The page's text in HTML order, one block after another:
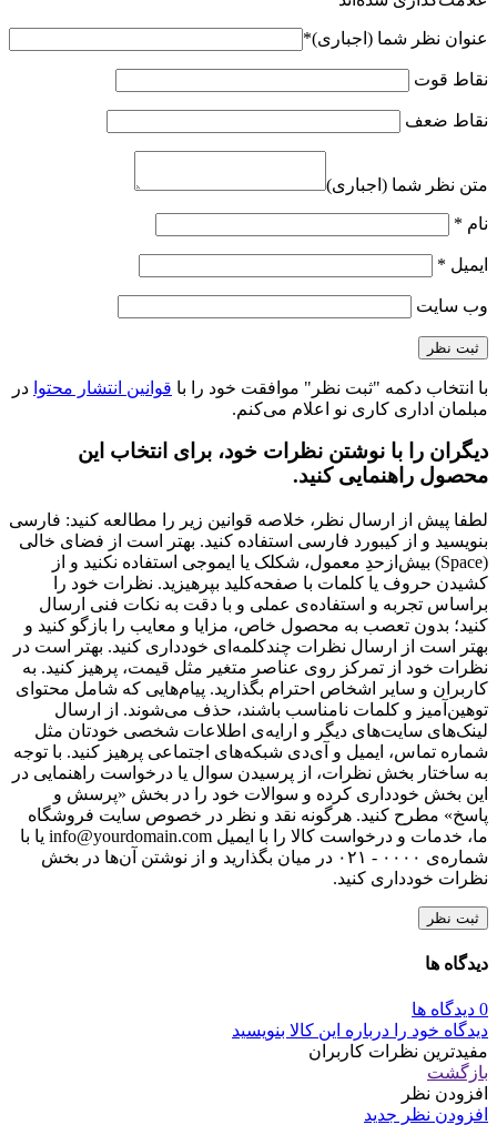
عنوان نظر شما (اجباری)*
نقاط قوت
نقاط ضعف
متن نظر شما (اجباری)
نام *
ایمیل *
وب‌ سایت
با انتخاب دکمه "ثبت نظر" موافقت خود را با قوانین انتشار محتوا در
مبلمان اداری کاری نو اعلام می‌کنم.
دیگران را با نوشتن نظرات خود، برای انتخاب این
محصول راهنمایی کنید.
لطفا پیش از ارسال نظر، خلاصه قوانین زیر را مطالعه کنید: فارسی
بنویسید و از کیبورد فارسی استفاده کنید. بهتر است از فضای خالی
(Space) بیش‌از‌حدِ معمول، شکلک یا ایموجی استفاده نکنید و از
کشیدن حروف یا کلمات با صفحه‌کلید بپرهیزید. نظرات خود را
براساس تجربه و استفاده‌ی عملی و با دقت به نکات فنی ارسال
کنید؛ بدون تعصب به محصول خاص، مزایا و معایب را بازگو کنید و
بهتر است از ارسال نظرات چندکلمه‌‌ای خودداری کنید. بهتر است در
نظرات خود از تمرکز روی عناصر متغیر مثل قیمت، پرهیز کنید. به
کاربران و سایر اشخاص احترام بگذارید. پیام‌هایی که شامل محتوای
توهین‌آمیز و کلمات نامناسب باشند، حذف می‌شوند. از ارسال
لینک‌های سایت‌های دیگر و ارایه‌ی اطلاعات شخصی خودتان مثل
شماره تماس، ایمیل و آی‌دی شبکه‌های اجتماعی پرهیز کنید. با توجه
به ساختار بخش نظرات، از پرسیدن سوال یا درخواست راهنمایی در
این بخش خودداری کرده و سوالات خود را در بخش «پرسش و
پاسخ» مطرح کنید. هرگونه نقد و نظر در خصوص سایت فروشگاه
ما، خدمات و درخواست کالا را با ایمیل info@yourdomain.com یا با
شماره‌ی ۰۰۰۰ - ۰۲۱ در میان بگذارید و از نوشتن آن‌ها در بخش
نظرات خودداری کنید.
ثبت نظر
دیدگاه ها
0 دیدگاه ها
دیدگاه خود را درباره این کالا بنویسید
مفیدترین نظرات کاربران
بازگشت
افزودن نظر
افزودن نظر جدید